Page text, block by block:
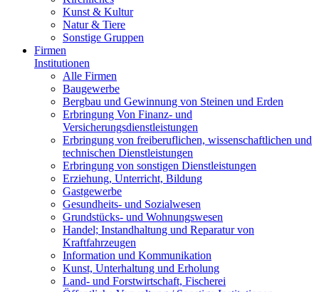
Kunst & Kultur
Natur & Tiere
Sonstige Gruppen
Firmen
Institutionen
Alle Firmen
Baugewerbe
Bergbau und Gewinnung von Steinen und Erden
Erbringung Von Finanz- und
Versicherungsdienstleistungen
Erbringung von freiberuflichen, wissenschaftlichen und
technischen Dienstleistungen
Erbringung von sonstigen Dienstleistungen
Erziehung, Unterricht, Bildung
Gastgewerbe
Gesundheits- und Sozialwesen
Grundstücks- und Wohnungswesen
Handel; Instandhaltung und Reparatur von
Kraftfahrzeugen
Information und Kommunikation
Kunst, Unterhaltung und Erholung
Land- und Forstwirtschaft, Fischerei